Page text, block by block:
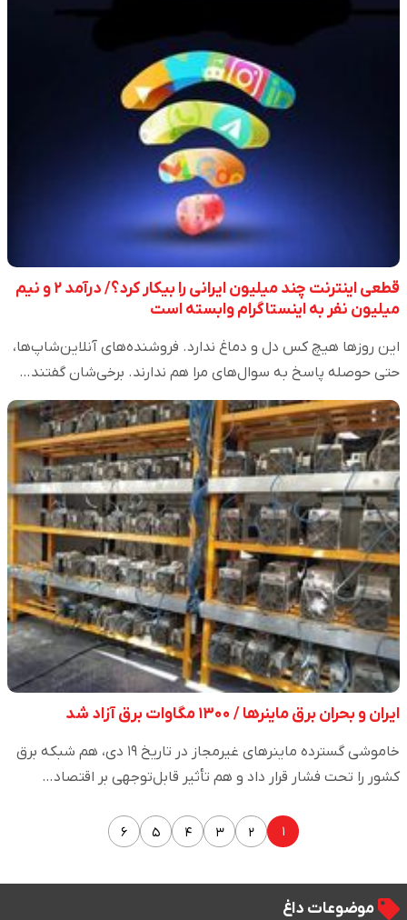
قطعی اینترنت چند میلیون ایرانی را بیکار کرد؟/ درآمد ۲ و نیم
میلیون نفر به اینستاگرام وابسته است
این روز‌ها هیچ کس دل و دماغ ندارد. فروشنده‌های آنلاین‌شاپ‌ها،
حتی حوصله پاسخ به سوال‌های مرا هم ندارند. برخی‌شان گفتند…
ایران و بحران برق ماینرها / ۱۳۰۰ مگاوات برق آزاد شد
خاموشی گسترده ماینرهای غیرمجاز در تاریخ ۱۹ دی، هم شبکه برق
کشور را تحت فشار قرار داد و هم تأثیر قابل‌توجهی بر اقتصاد…
۱ ۲ ۳ ۴ ۵ ۶
موضوعات داغ